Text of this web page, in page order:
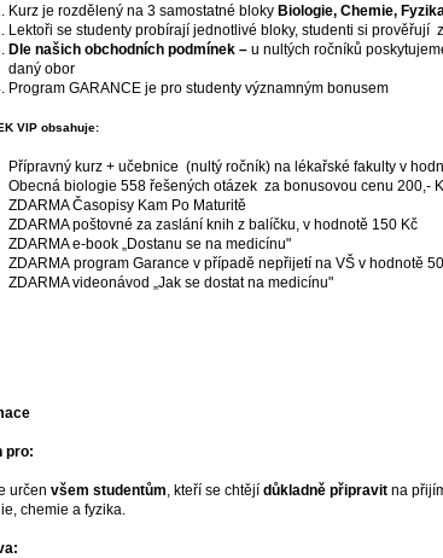
Kurz je rozdělený na 3 samostatné bloky Biologie, Chemie,
Lektoři se studenty probírají jednotlivé bloky, studenti si prověřují
Dle našich obchodních podmínek – u nultých ročníků
daný obor
Program GARANCE je pro studenty významným bonusem
VIP obsahuje:
Přípravný kurz + učebnice (nultý ročník) na lékařské fakulty v
Obecná biologie 558 řešených otázek za bonusovou cenu 200,-
ZDARMA Časopisy Kam Po Maturitě
ZDARMA poštovné za zaslání knih z balíčku, v hodnotě 150 Kč
ZDARMA e-book „Dostanu se na medicínu"
ZDARMA program Garance v případě nepřijetí na VŠ v hodnotě
ZDARMA videonávod „Jak se dostat na medicínu"
pro:
určen všem studentům, kteří se chtějí důkladně připravit na
chemie a fyzika.